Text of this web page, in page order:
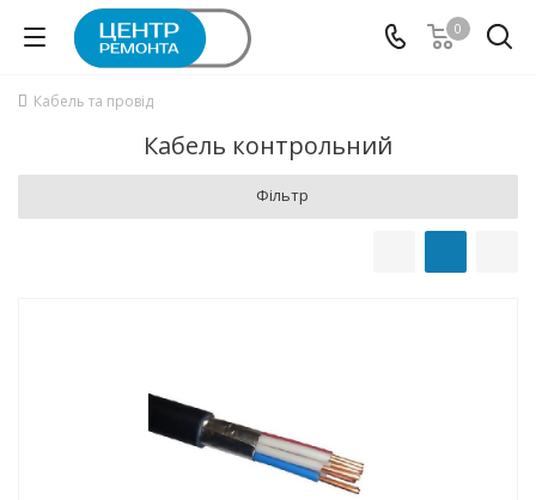
0
Кабель та провід
Кабель контрольний
Фільтр